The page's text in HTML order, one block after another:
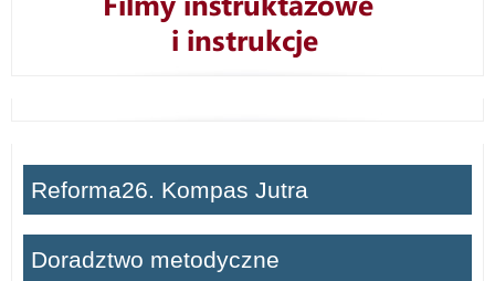
Reforma26. Kompas Jutra
Doradztwo metodyczne